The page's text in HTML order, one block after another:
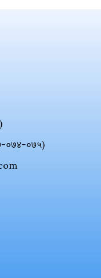
०७४-०७५)